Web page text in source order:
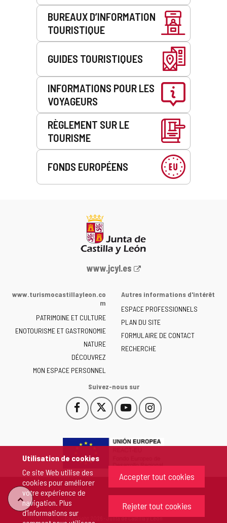
Utilisation de cookies
Ce site Web utilise des
cookies pour améliorer
votre expérience de
navigation. Plus
d'informations sur
Accepter tout cookies
Rejeter tout cookies
BUREAUX D’INFORMATION
TOURISTIQUE
GUIDES TOURISTIQUES
INFORMATIONS POUR LES
VOYAGEURS
RÈGLEMENT SUR LE
TOURISME
FONDS EUROPÉENS
Portail
la
de
Castilla
y
León
-
www.jcyl.es
www.turismocastillayleon.co
m
PATRIMOINE ET CULTURE
ENOTOURISME ET GASTRONOMIE
NATURE
DÉCOUVREZ
MON ESPACE PERSONNEL
Autres informations d'intérêt
ESPACE PROFESSIONNELS
PLAN DU SITE
FORMULAIRE DE CONTACT
RECHERCHE
Suivez-nous sur
Facebook
Este
enlace
abrirá
una
ventana
nueva.
Este
enlace
abrirá
ventana
nueva.
YouTube
Este
enlace
abrirá
ventana
nueva.
Instagram
Este
enlace
abrirá
ventana
nueva.
"Retour
Copyright 2026 - Junta de Castilla y León